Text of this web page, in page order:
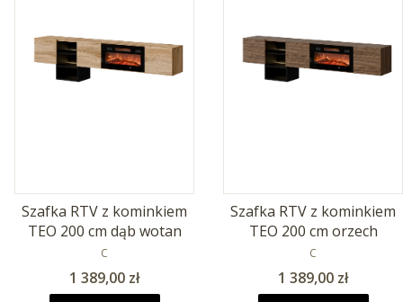
Szafka RTV z kominkiem
TEO 200 cm dąb wotan
PRODUCENT
C
Cena
1 389,00 zł
Szafka RTV z kominkiem
TEO 200 cm orzech
PRODUCENT
C
Cena
1 389,00 zł